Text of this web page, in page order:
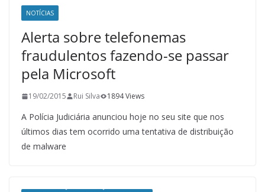
NOTÍCIAS
Alerta sobre telefonemas
fraudulentos fazendo-se passar
pela Microsoft
19/02/2015 Rui Silva 1894 Views
A Polícia Judiciária anunciou hoje no seu site que nos
últimos dias tem ocorrido uma tentativa de distribuição
de malware